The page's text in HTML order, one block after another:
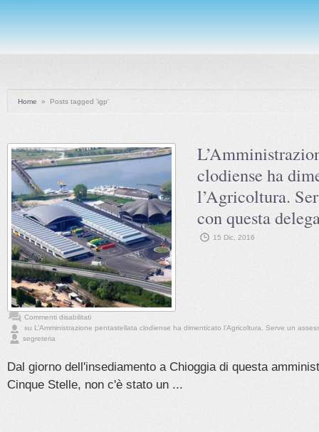
Home » Posts tagged 'igp'
clodiense ha
l’Agricoltura.
con questa
15 Dic, 2016
Commenti disabilitati
su L’Amministrazione pentastellata clodiense ha dimenticato l’Agricoltura. Serve un
segreteria
Dal giorno dell'insediamento a Chioggia di questa
Cinque Stelle, non c'è stato un ...